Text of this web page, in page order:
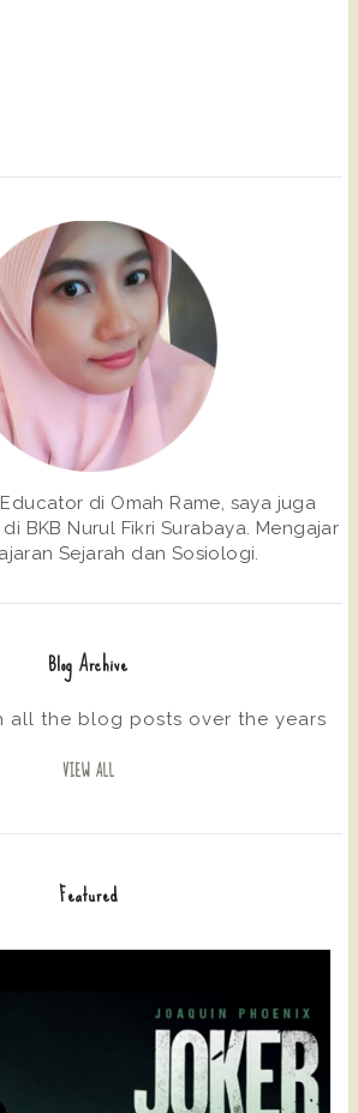
di Omah Rame, saya juga
BKB Nurul Fikri Surabaya. Mengajar
Sejarah dan Sosiologi.
Blog Archive
all the blog posts over the years
VIEW ALL
Featured